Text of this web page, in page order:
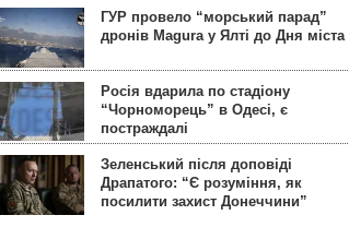
ГУР провело “морський парад”
дронів Magura у Ялті до Дня міста
Росія вдарила по стадіону
“Чорноморець” в Одесі, є
постраждалі
Зеленський після доповіді
Драпатого: “Є розуміння, як
посилити захист Донеччини”